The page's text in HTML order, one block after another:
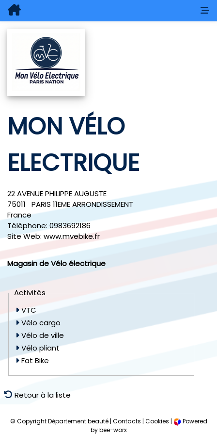
MON VÉLO
ELECTRIQUE
22 AVENUE PHILIPPE AUGUSTE
75011
PARIS 11EME ARRONDISSEMENT
France
Téléphone: 0983692186
Site Web: www.mvebike.fr
Magasin de Vélo électrique
Activités
VTC
Vélo cargo
Vélo de ville
Vélo pliant
Fat Bike
Retour à la liste
© Copyright Département beauté | Contacts | Cookies |
Powered
by bee-worx